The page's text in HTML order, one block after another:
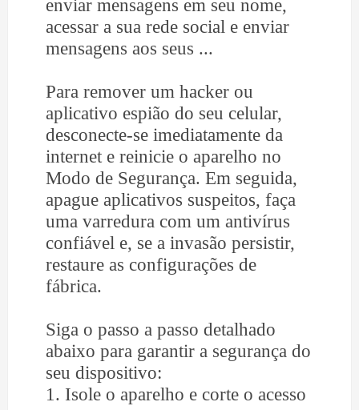
enviar mensagens em seu nome,
acessar a sua rede social e enviar
mensagens aos seus ...
Para remover um hacker ou
aplicativo espião do seu celular,
desconecte-se imediatamente da
internet e reinicie o aparelho no
Modo de Segurança. Em seguida,
apague aplicativos suspeitos, faça
uma varredura com um antivírus
confiável e, se a invasão persistir,
restaure as configurações de
fábrica.
Siga o passo a passo detalhado
abaixo para garantir a segurança do
seu dispositivo:
1. Isole o aparelho e corte o acesso